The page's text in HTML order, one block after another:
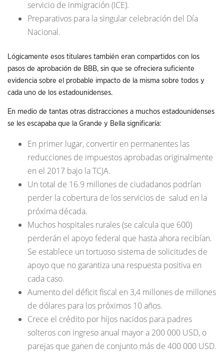
servicio de inmigración (ICE).
Preparativos para la singular celebración del Día
Nacional.
Lógicamente esos titulares también eran compartidos con los
pasos de aprobación de BBB, sin que se ofreciera suficiente
evidencia sobre el probable impacto de la misma sobre todos y
cada uno de los estadounidenses.
En medio de tantas otras distracciones a muchos estadounidenses
se les escapaba que la Grande y Bella significaría:
En primer lugar, convertir en permanentes las
reducciones de impuestos aprobadas originalmente
en el 2017 bajo la TCJA.
Un total de 16.9 millones de ciudadanos podrían
perder la cobertura de los servicios de salud en la
próxima década.
Muchos hospitales rurales (se calcula que 600)
perderán el apoyo federal que hasta ahora recibían.
Se establece un tortuoso sistema de solicitudes de
apoyo que no garantiza una respuesta positiva en
cada caso.
Aumento del déficit fiscal en 3,4 millones de millones
de dólares para los próximos 10 años.
Crece el crédito por hijos nacidos para padres
solteros con ingreso anual mayor a 200 000 USD, o
parejas que ganen de conjunto más de 400 000 USD.